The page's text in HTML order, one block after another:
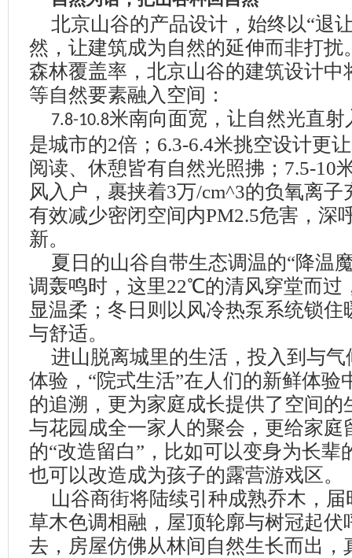
北京山谷的产品设计，始终以“退
然，让建筑成为自然的延伸而非打扰
森林覆盖率，北京山谷的建筑设计中
等自然要素融入空间：
7.8-10.8米南向面宽，让自然光直射
是城市的2倍； 6.3-6.4米挑空设计更
阅读、休憩皆有自然光照拂； 7.5-10
风入户，裹挟着3万/cm^3的负氧离子
有效减少密闭空间内PM2.5危害，深
新。
夏日的山谷自带生态调温的“降温
调轰鸣时，这里22℃的清风穿堂而过
显温柔；冬日则以风冷热泵系统锁住
与舒适。
进山脱离城里的生活，投入到与
体验，“院式生活”在人们的新鲜体验
的追溯，更为家庭成长提供了空间的
与花园成全一家人的聚会，更给家庭
的“改造留白” ，比如可以变身为长辈
也可以改造成为孩子的露营游戏区。
山谷商街将陆续引种成熟乔木，
草木色调相融，屋顶轮廓与树冠起伏
去，房屋仿佛从林间自然生长而出，